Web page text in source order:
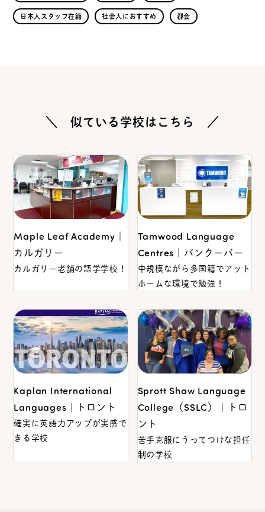
日本人スタッフ在籍 社会人におすすめ 都会
＼ 似ている学校はこちら ／
Maple Leaf Academy｜
カルガリー
カルガリー老舗の語学学校！
Tamwood Language
Centres｜バンクーバー
中規模ながら多国籍でアット
ホームな環境で勉強！
Kaplan International
Languages｜トロント
確実に英語力アップが実感で
きる学校
Sprott Shaw Language
College（SSLC）｜トロ
ント
苦手克服にうってつけな担任
制の学校